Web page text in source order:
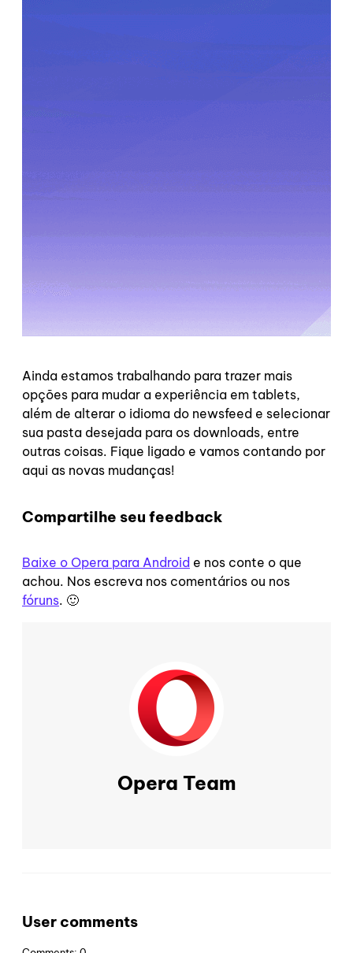
Ainda estamos trabalhando para trazer mais
opções para mudar a experiência em tablets,
além de alterar o idioma do newsfeed e selecionar
sua pasta desejada para os downloads, entre
outras coisas. Fique ligado e vamos contando por
aqui as novas mudanças!
Compartilhe seu feedback
Baixe o Opera para Android e nos conte o que
achou. Nos escreva nos comentários ou nos
fóruns. 🙂
Opera Team
User comments